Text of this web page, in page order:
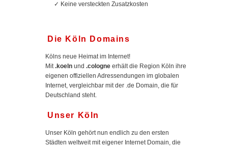
✓ Keine versteckten Zusatzkosten
Die Köln Domains
Kölns neue Heimat im Internet!
Mit.koeln und .cologne erhält die Region Köln ihre
eigenen offiziellen Adressendungen im globalen
Internet, vergleichbar mit der .de Domain, die für
Deutschland steht.
Unser Köln
Unser Köln gehört nun endlich zu den ersten
Städten weltweit mit eigener Internet Domain, die